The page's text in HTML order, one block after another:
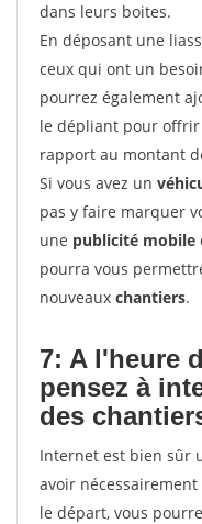
dans leurs boites.
En déposant une
ceux qui ont un
pourrez également
le dépliant pour
rapport au montant
Si vous avez un
pas y faire marquer
une publicité mobile
pourra vous
nouveaux chantiers.
7: A l'heure
pensez à
des
Internet est bien sûr
avoir
le départ, vous